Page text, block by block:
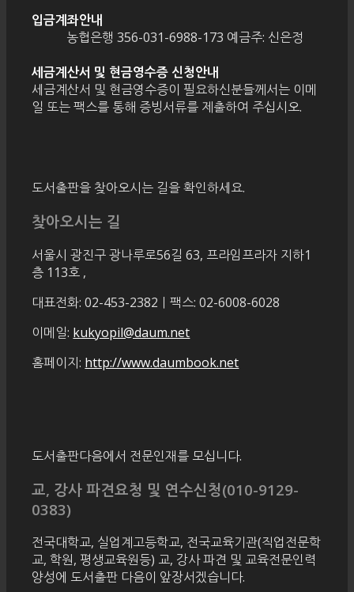
입금계좌안내
농협은행 356-031-6988-173 예금주: 신은정
세금계산서 및 현금영수증 신청안내
세금계산서 및 현금영수증이 필요하신분들께서는 이메
일 또는 팩스를 통해 증빙서류를 제출하여 주십시오.
도서출판을 찾아오시는 길을 확인하세요.
찾아오시는 길
서울시 광진구 광나루로56길 63, 프라임프라자 지하1
층 113호 ,
대표전화: 02-453-2382ㅣ팩스: 02-6008-6028
이메일: kukyopil@daum.net
홈페이지: http://www.daumbook.net
도서출판다음에서 전문인재를 모십니다.
교, 강사 파견요청 및 연수신청(010-9129-
0383)
전국대학교, 실업계고등학교, 전국교육기관(직업전문학
교, 학원, 평생교육원등) 교, 강사 파견 및 교육전문인력
양성에 도서출판 다음이 앞장서겠습니다.